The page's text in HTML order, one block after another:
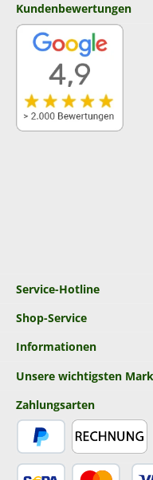
Service-Hotline
Shop-Service
Informationen
Unsere wichtigsten
Kundenbewertungen
Zahlungsarten